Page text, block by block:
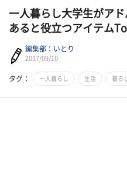
一人暮らし大学生がア
あると役立つアイテム
編集部：いとり
2017/09/10
タグ： 一人暮らし 生活 暮ら